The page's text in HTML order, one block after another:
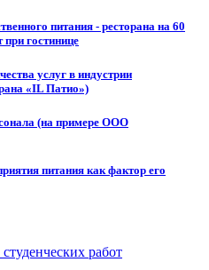
питания - ресторана на 60
гостинице
услуг в индустрии
«IL Патио»)
(на примере ООО
питания как фактор его
работ